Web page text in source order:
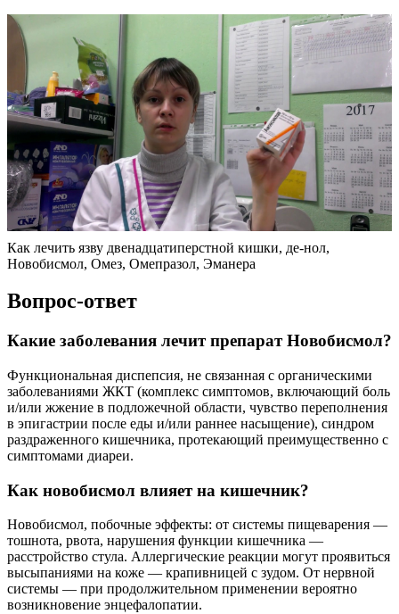
Как лечить язву двенадцатиперстной кишки, де-нол,
Новобисмол, Омез, Омепразол, Эманера
Вопрос-ответ
Какие заболевания лечит препарат Новобисмол?
Функциональная диспепсия, не связанная с органическими
заболеваниями ЖКТ (комплекс симптомов, включающий боль
и/или жжение в подложечной области, чувство переполнения
в эпигастрии после еды и/или раннее насыщение), синдром
раздраженного кишечника, протекающий преимущественно с
симптомами диареи.
Как новобисмол влияет на кишечник?
Новобисмол, побочные эффекты: от системы пищеварения —
тошнота, рвота, нарушения функции кишечника —
расстройство стула. Аллергические реакции могут проявиться
высыпаниями на коже — крапивницей с зудом. От нервной
системы — при продолжительном применении вероятно
возникновение энцефалопатии.